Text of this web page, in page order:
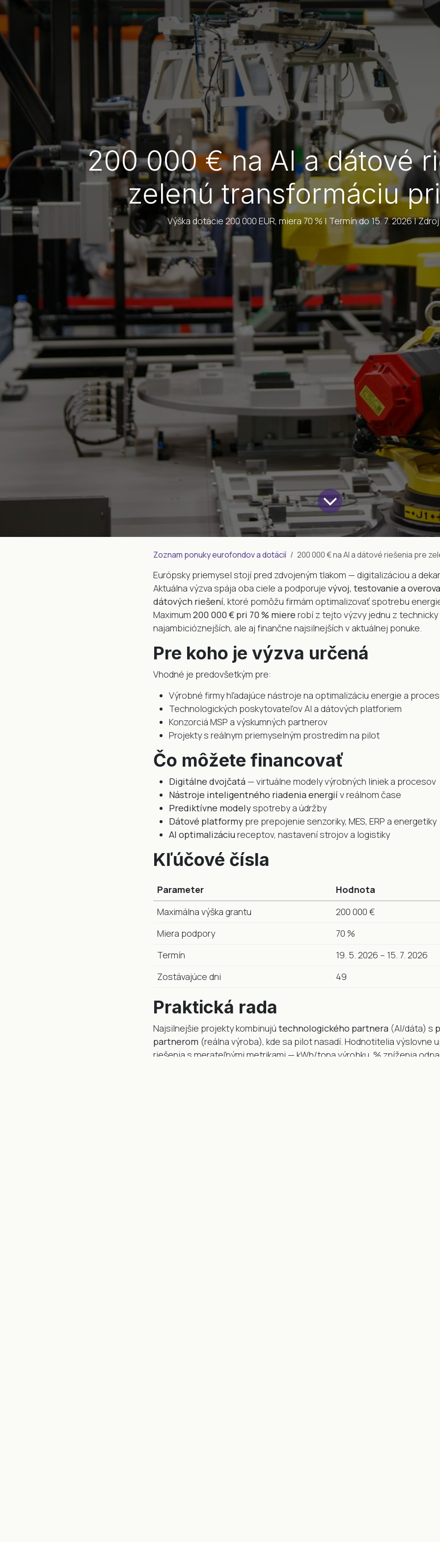
200 000 € na AI a dátové
zelenú transformáciu
Výška dotácie 200 000 EUR, miera 70 % | Termín do 15. 7. 2026 |
Zoznam ponuky eurofondov a dotácií 200 000 € na AI a dátové riešenia pre zelenú
Európsky priemysel stojí pred zdvojeným tlakom — digitalizáciou a
Aktuálna výzva spája oba ciele a podporuje vývoj, testovanie a
dátových riešení, ktoré pomôžu firmám optimalizovať spotrebu
Maximum 200 000 € pri 70 % miere robí z tejto výzvy jednu z technicky
najambicióznejších, ale aj finančne najsilnejších v aktuálnej ponuke.
Pre koho je výzva určená
Vhodné je predovšetkým pre:
Výrobné firmy hľadajúce nástroje na optimalizáciu energie a
Technologických poskytovateľov AI a dátových platforiem
Konzorciá MSP a výskumných partnerov
Projekty s reálnym priemyselným prostredím na pilot
Čo môžete financovať
Digitálne dvojčatá — virtuálne modely výrobných liniek a procesov
Nástroje inteligentného riadenia energií v reálnom čase
Prediktívne modelyspotreby a údržby
Dátové platformy pre prepojenie senzoriky, MES, ERP a energetiky
AI optimalizáciureceptov, nastavení strojov a logistiky
Kľúčové čísla
Parameter
Hodnota
Maximálna výška grantu
200 000 €
Miera podpory
70 %
Termín
19. 5. 2026 – 15. 7. 2026
Zostávajúce dni
49
Praktická rada
Najsilnejšie projekty kombinujú technologického partnera (AI/dáta) s
partnerom (reálna výroba), kde sa pilot nasadí. Hodnotitelia výslovne
riešenia s merateľnými metrikami — kWh/tona výrobku, % zníženia